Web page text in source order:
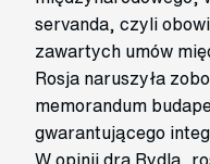
servanda, czyli
zawartych umów
Rosja naruszyła
memorandum
gwarantującego
W opinii dra Rydla,